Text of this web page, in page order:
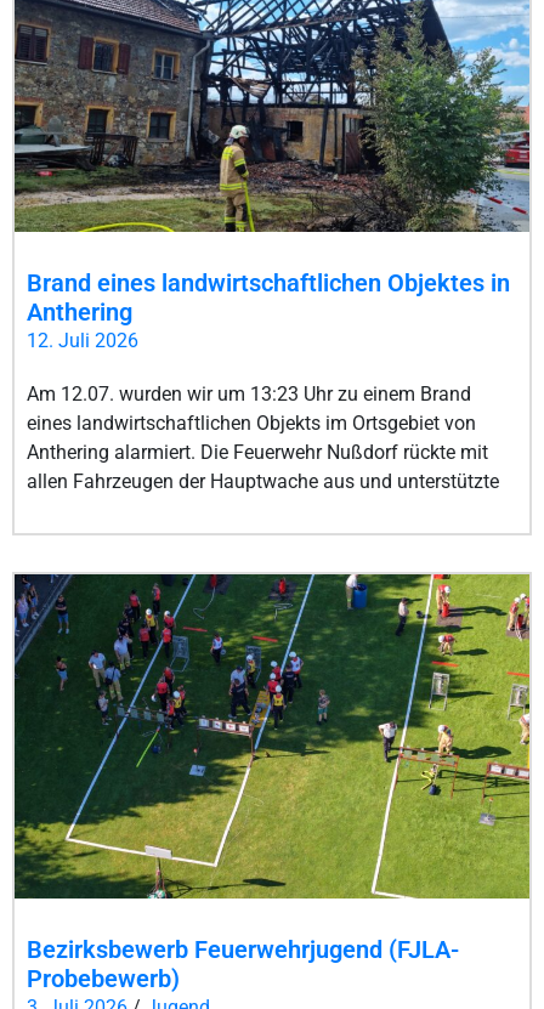
Brand eines landwirtschaftlichen Objektes in
Anthering
12. Juli 2026
Am 12.07. wurden wir um 13:23 Uhr zu einem Brand
eines landwirtschaftlichen Objekts im Ortsgebiet von
Anthering alarmiert. Die Feuerwehr Nußdorf rückte mit
allen Fahrzeugen der Hauptwache aus und unterstützte
Bezirksbewerb Feuerwehrjugend (FJLA-
Probebewerb)